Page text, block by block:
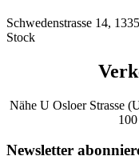
Schwedenstrasse 14,
Stock
Nähe U Osloer Strasse
Newsletter